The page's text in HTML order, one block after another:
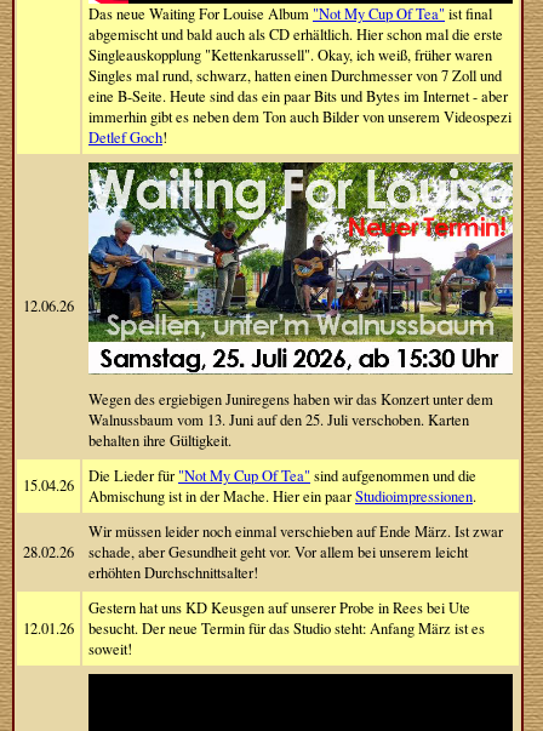
Das neue Waiting For Louise Album "Not My Cup Of Tea" ist final
abgemischt und bald auch als CD erhältlich. Hier schon mal die erste
Singleauskopplung "Kettenkarussell". Okay, ich weiß, früher waren
Singles mal rund, schwarz, hatten einen Durchmesser von 7 Zoll und
eine B-Seite. Heute sind das ein paar Bits und Bytes im Internet - aber
immerhin gibt es neben dem Ton auch Bilder von unserem Videospezi
Detlef Goch!
12.06.26
Wegen des ergiebigen Juniregens haben wir das Konzert unter dem
Walnussbaum vom 13. Juni auf den 25. Juli verschoben. Karten
behalten ihre Gültigkeit.
15.04.26 Die Lieder für "Not My Cup Of Tea" sind aufgenommen und die
Abmischung ist in der Mache. Hier ein paarStudioimpressionen.
28.02.26
Wir müssen leider noch einmal verschieben auf Ende März. Ist zwar
schade, aber Gesundheit geht vor. Vor allem bei unserem leicht
erhöhten Durchschnittsalter!
12.01.26
Gestern hat uns KD Keusgen auf unserer Probe in Rees bei Ute
besucht. Der neue Termin für das Studio steht: Anfang März ist es
soweit!